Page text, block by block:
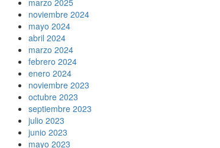
noviembre 2024
mayo 2024
abril 2024
marzo 2024
febrero 2024
enero 2024
noviembre 2023
octubre 2023
septiembre 2023
julio 2023
junio 2023
mayo 2023